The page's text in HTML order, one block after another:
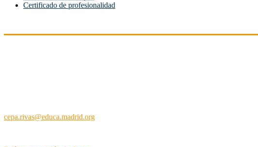
Certificado de profesionalidad
cepa.rivas@educa.madrid.org